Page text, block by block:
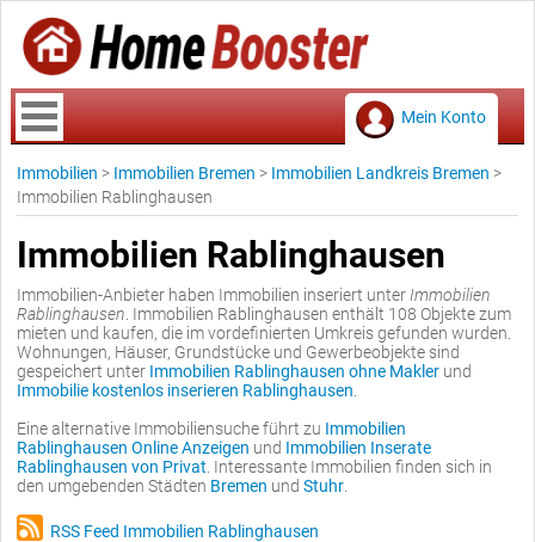
Mein Konto
Immobilien > Immobilien Bremen > Immobilien Landkreis Bremen >
Immobilien Rablinghausen
Immobilien Rablinghausen
Immobilien-Anbieter haben Immobilien inseriert unter Immobilien
Rablinghausen . Immobilien Rablinghausen enthält 108 Objekte zum
mieten und kaufen, die im vordefinierten Umkreis gefunden wurden.
Wohnungen, Häuser, Grundstücke und Gewerbeobjekte sind
gespeichert unter Immobilien Rablinghausen ohne Makler und
Immobilie kostenlos inserieren Rablinghausen
Eine alternative Immobiliensuche führt zu Immobilien
Rablinghausen Online Anzeigen und Immobilien Inserate
Rablinghausen von Privat . Interessante Immobilien finden sich in
den umgebenden Städten Bremen und Stuhr
RSS Feed Immobilien Rablinghausen